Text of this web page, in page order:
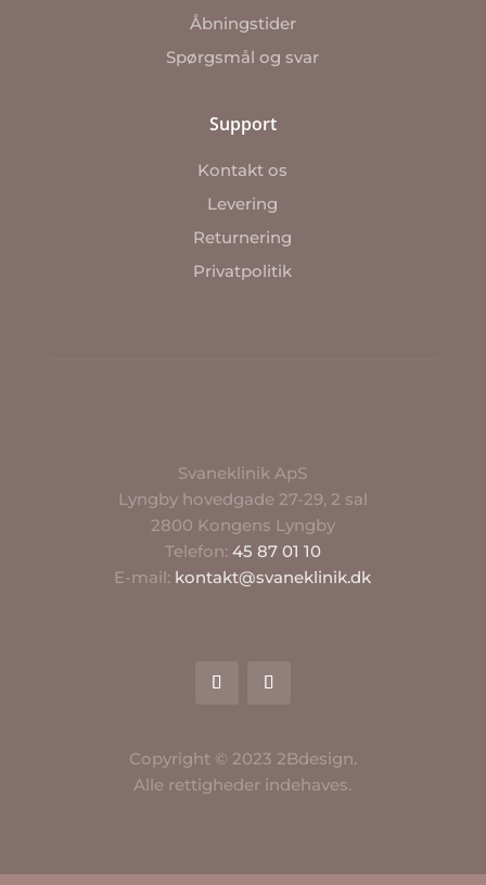
Åbningstider
Spørgsmål og svar
Support
Kontakt os
Levering
Returnering
Privatpolitik
Svaneklinik ApS
Lyngby hovedgade 27-29, 2 sal
2800 Kongens Lyngby
Telefon: 45 87 01 10
E-mail: kontakt@svaneklinik.dk
Copyright © 2023 2Bdesign.
Alle rettigheder indehaves.